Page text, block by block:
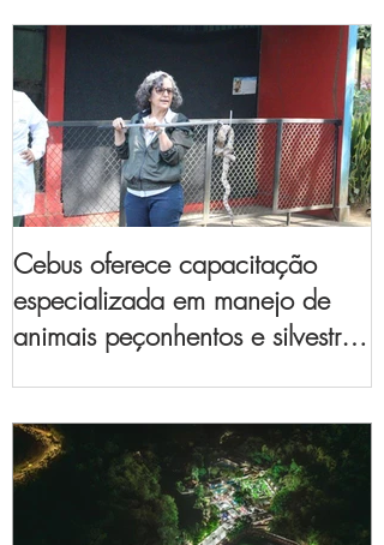
Cebus oferece capacitação
especializada em manejo de
animais peçonhentos e silvestres